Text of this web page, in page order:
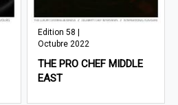
Edition 58 |
Octubre 2022
THE PRO CHEF MIDDLE
EAST